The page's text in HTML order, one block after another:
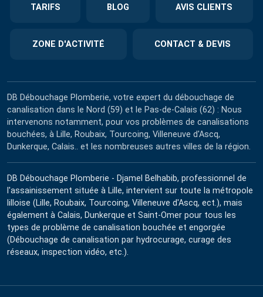
TARIFS BLOG AVIS CLIENTS
ZONE D'ACTIVITÉ CONTACT & DEVIS
DB Débouchage Plomberie, votre expert du débouchage de
canalisation dans le Nord (59) et le Pas-de-Calais (62) : Nous
intervenons notamment, pour vos problèmes de canalisations
bouchées, à Lille, Roubaix, Tourcoing, Villeneuve d'Ascq,
Dunkerque, Calais.. et les nombreuses autres villes de la région.
DB Débouchage Plomberie - Djamel Belhabib, professionnel de
l'assainissement située à Lille, intervient sur toute la métropole
lilloise (Lille, Roubaix, Tourcoing, Villeneuve d'Ascq, ect.), mais
également à Calais, Dunkerque et Saint-Omer pour tous les
types de problème de canalisation bouchée et engorgée
(Débouchage de canalisation par hydrocurage, curage des
réseaux, inspection vidéo, etc.).